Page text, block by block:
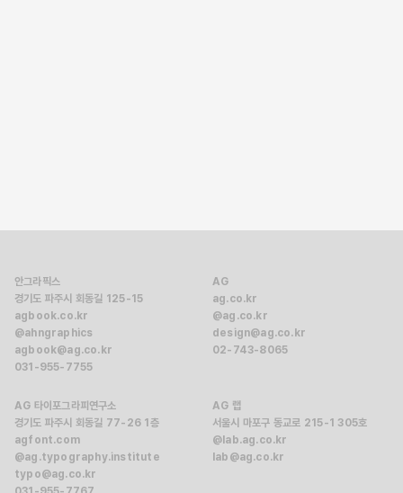
안그라픽스
경기도 파주시 회동길 125-15
agbook.co.kr
@ahngraphics
agbook@ag.co.kr
031-955-7755
AG
ag.co.kr
@ag.co.kr
design@ag.co.kr
02-743-8065
AG 타이포그라피연구소
경기도 파주시 회동길 77-26 1층
agfont.com
@ag.typography.institute
typo@ag.co.kr
AG 랩
서울시 마포구 동교로 215-1 305호
@lab.ag.co.kr
lab@ag.co.kr